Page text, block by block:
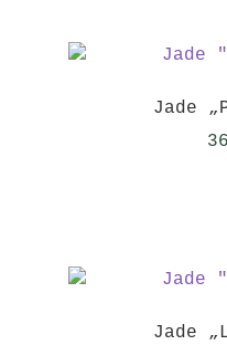
Jade
Jade